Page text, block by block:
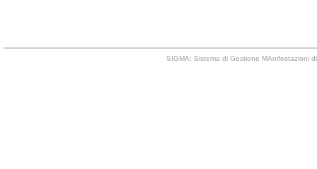
SIGMA: Sistema di Gestione MAnifestazioni